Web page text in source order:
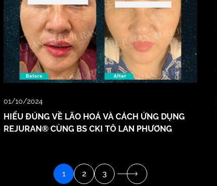
01/10/2024
HIỂU ĐÚNG VỀ LÃO HOÁ VÀ CÁCH ỨNG DỤNG
REJURAN® CÙNG BS CKI TÔ LAN PHƯƠNG
1 2 3